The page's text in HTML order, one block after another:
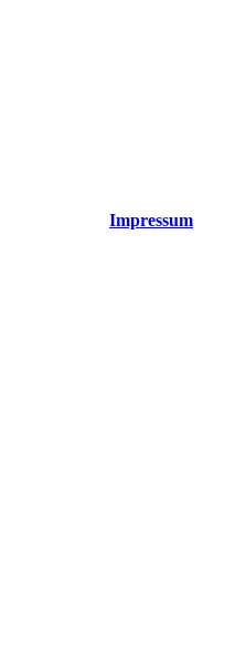
Impressum